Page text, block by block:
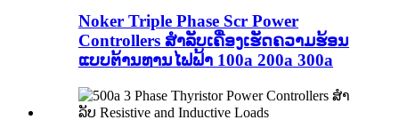
Noker Triple Phase Scr Power
Controllers ສໍາລັບເຄື່ອງເຮັດຄວາມຮ້ອນ
ແບບຕ້ານທານໄຟຟ້າ 100a 200a 300a